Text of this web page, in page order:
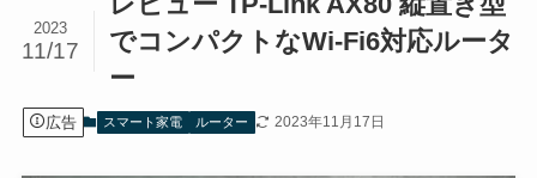
でコンパクトなWi-Fi6対応ルータ
ー
2023
11/17
広告 スマート家電 ルーター 2023年11月17日